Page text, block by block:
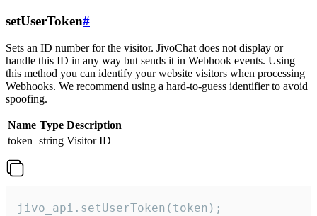
setUserToken#
Sets an ID number for the visitor. JivoChat does not display or
handle this ID in any way but sends it in Webhook events. Using
this method you can identify your website visitors when processing
Webhooks. We recommend using a hard-to-guess identifier to avoid
spoofing.
Name Type Description
token string Visitor ID
jivo_api.setUserToken(token);